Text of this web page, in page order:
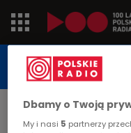
Jedynka
Trójka
STUDIO REPORTAŻU
POLSKIEGO RADIA
DATA PUBLIKACJI:
2003-02-17
Dbamy o Twoją
My i nasi 5 partnerzy